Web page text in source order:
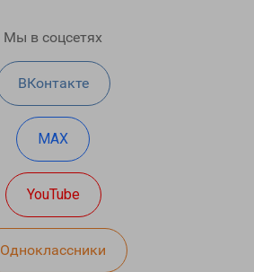
Мы в соцсетях
ВКонтакте
MAX
YouTube
Одноклассники